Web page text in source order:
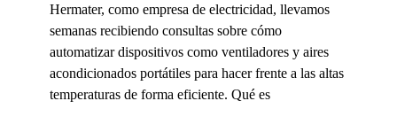
Hermater, como empresa de electricidad, llevamos
semanas recibiendo consultas sobre cómo
automatizar dispositivos como ventiladores y aires
acondicionados portátiles para hacer frente a las altas
temperaturas de forma eficiente. Qué es